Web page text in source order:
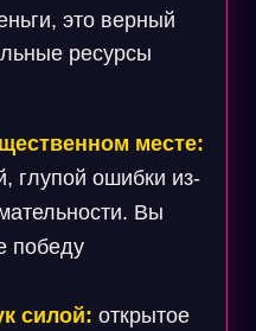
это верный
ресурсы
месте:
глупой ошибки из-
Вы
победу
силой: открытое